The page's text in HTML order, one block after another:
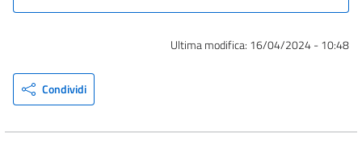
Ultima modifica: 16/04/2024 - 10:48
Condividi